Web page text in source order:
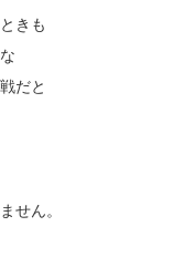
きも
だと
せん。